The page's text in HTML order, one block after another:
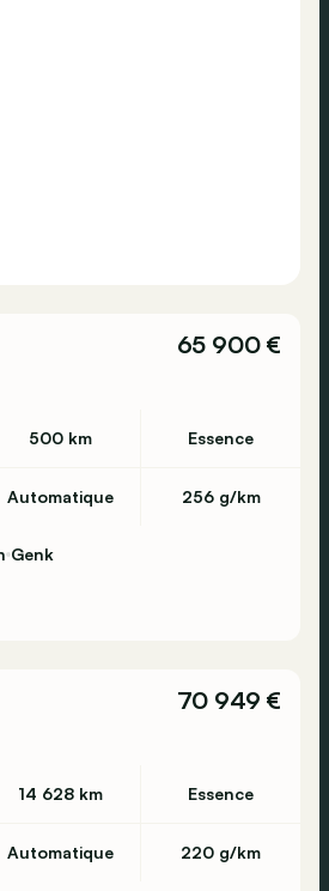
65 900 €
500 km Essence
Automatique 256 g/km
Genk
70 949 €
14 628 km Essence
Automatique 220 g/km